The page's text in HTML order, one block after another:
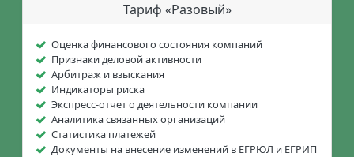
Тариф «Разовый»
Оценка финансового состояния компаний
Признаки деловой активности
Арбитраж и взыскания
Индикаторы риска
Экспресс-отчет о деятельности компании
Аналитика связанных организаций
Статистика платежей
Документы на внесение изменений в ЕГРЮЛ и ЕГРИП